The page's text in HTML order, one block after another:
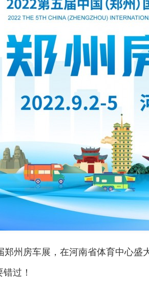
郑州房车展，在河南省体育中心
过！